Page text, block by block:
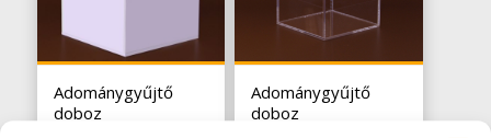
Adománygyűjtő
doboz
Adománygyűjtő
doboz